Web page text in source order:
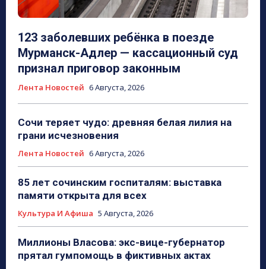
123 заболевших ребёнка в поезде
Мурманск-Адлер — кассационный суд
признал приговор законным
Лента Новостей 6 Августа, 2026
Сочи теряет чудо: древняя белая лилия на
грани исчезновения
Лента Новостей 6 Августа, 2026
85 лет сочинским госпиталям: выставка
памяти открыта для всех
Культура И Афиша 5 Августа, 2026
Миллионы Власова: экс-вице-губернатор
прятал гумпомощь в фиктивных актах